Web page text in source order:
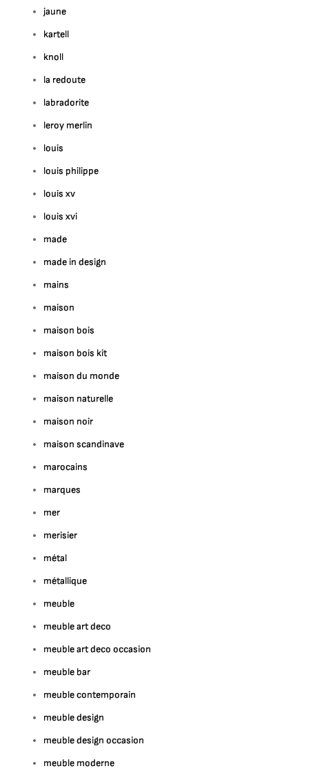
jaune
kartell
knoll
la redoute
labradorite
leroy merlin
louis
louis philippe
louis xv
louis xvi
made
made in design
mains
maison
maison bois
maison bois kit
maison du monde
maison naturelle
maison noir
maison scandinave
marocains
marques
mer
merisier
métal
métallique
meuble
meuble art deco
meuble art deco occasion
meuble bar
meuble contemporain
meuble design
meuble design occasion
meuble moderne